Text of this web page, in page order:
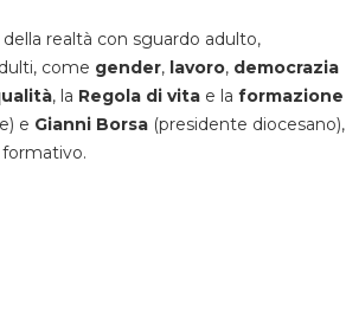
realtà con sguardo adulto,
come gender, lavoro, democrazia
, la Regola di vita e la formazione
e Gianni Borsa (presidente diocesano),